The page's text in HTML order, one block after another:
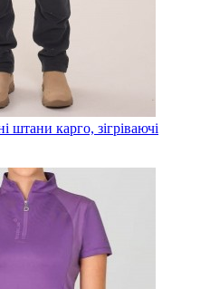
штани карго, зігріваючі